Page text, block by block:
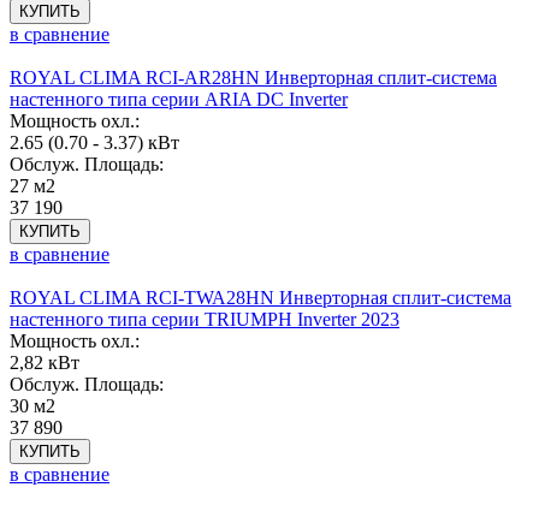
КУПИТЬ
в сравнение
ROYAL CLIMA RCI-AR28HN Инверторная сплит-система
настенного типа серии ARIA DC Inverter
Мощность охл.:
2.65 (0.70 - 3.37) кВт
Обслуж. Площадь:
27 м2
37 190
КУПИТЬ
в сравнение
ROYAL CLIMA RCI-TWA28HN Инверторная сплит-система
настенного типа серии TRIUMPH Inverter 2023
Мощность охл.:
2,82 кВт
Обслуж. Площадь:
30 м2
37 890
КУПИТЬ
в сравнение